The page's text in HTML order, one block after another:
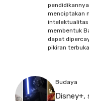
menciptakan
intelektualitas
membentuk
dapat
pikiran
Budaya
Disney+,